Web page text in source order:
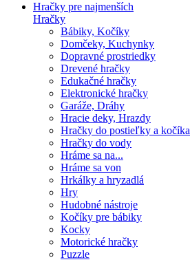
Hračky pre najmenších
Hračky
Bábiky, Kočíky
Domčeky, Kuchynky
Dopravné prostriedky
Drevené hračky
Edukačné hračky
Elektronické hračky
Garáže, Dráhy
Hracie deky, Hrazdy
Hračky do postieľky a kočíka
Hračky do vody
Hráme sa na...
Hráme sa von
Hrkálky a hryzadlá
Hry
Hudobné nástroje
Kočíky pre bábiky
Kocky
Motorické hračky
Puzzle